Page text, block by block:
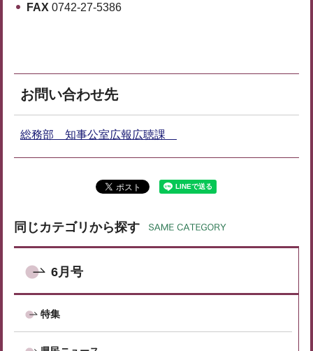
FAX 0742-27-5386
お問い合わせ先
総務部 知事公室広報広聴課
同じカテゴリから探す
6月号
特集